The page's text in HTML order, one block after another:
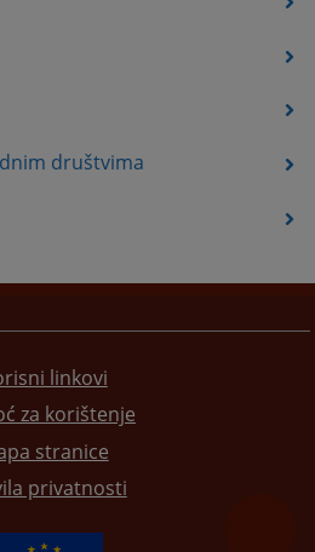
društvima
linkovi
za korištenje
stranice
privatnosti